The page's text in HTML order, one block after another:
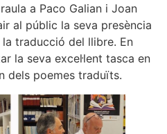
a Paco Galian i Joan
al públic la seva presència
traducció del llibre. En
la seva excel·lent tasca en
dels poemes traduïts.